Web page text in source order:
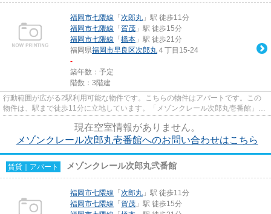
福岡市七隈線 「 次郎丸 」駅 徒歩11分
福岡市七隈線 「 賀茂 」駅 徒歩15分
福岡市七隈線 「 橋本 」駅 徒歩21分
福岡県福岡市早良区次郎丸 ４丁目15-24
-
築年数：予定
階数：3階建
行動範囲が広がる2駅利用可能な物件です。こちらの物件はアパートです。この
物件は、駅まで徒歩11分に立地しています。「メゾンクレール次郎丸壱番館」の
現在空室情報がありません。
メゾンクレール次郎丸壱番館へのお問い合わせはこちら
賃貸｜アパート メゾンクレール次郎丸弐番館
福岡市七隈線 「 次郎丸 」駅 徒歩11分
福岡市七隈線 「 賀茂 」駅 徒歩15分